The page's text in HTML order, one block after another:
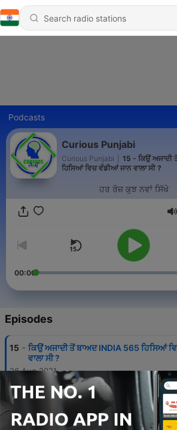
Podcasts
Curious Punjabi
Curious Punjabi
15 - ਕਿਉਂ ਅਜਾਦੀ
ਹਿਸਿਆਂ ਵਿਚ ਵੰਡੀਆਂ ਜਾਨ ਵਾਲਾ ਸੀ ?
ਹਰ ਰੋਜ਼ ਕੁਝ ਨਵਾਂ ਸਿੱਖੋ
00:00
Episodes
15 - ਕਿਉਂ ਅਜਾਦੀ ਤੋਂ ਬਾਅਦ INDIA 565 ਹਿਸਿਆਂ
ਵਾਲਾ ਸੀ ?
26 Aug 2021
14 - Cyclone ਕਿਵੇਂ ਬੰਨਦੇ ਹਨ | Cyclone